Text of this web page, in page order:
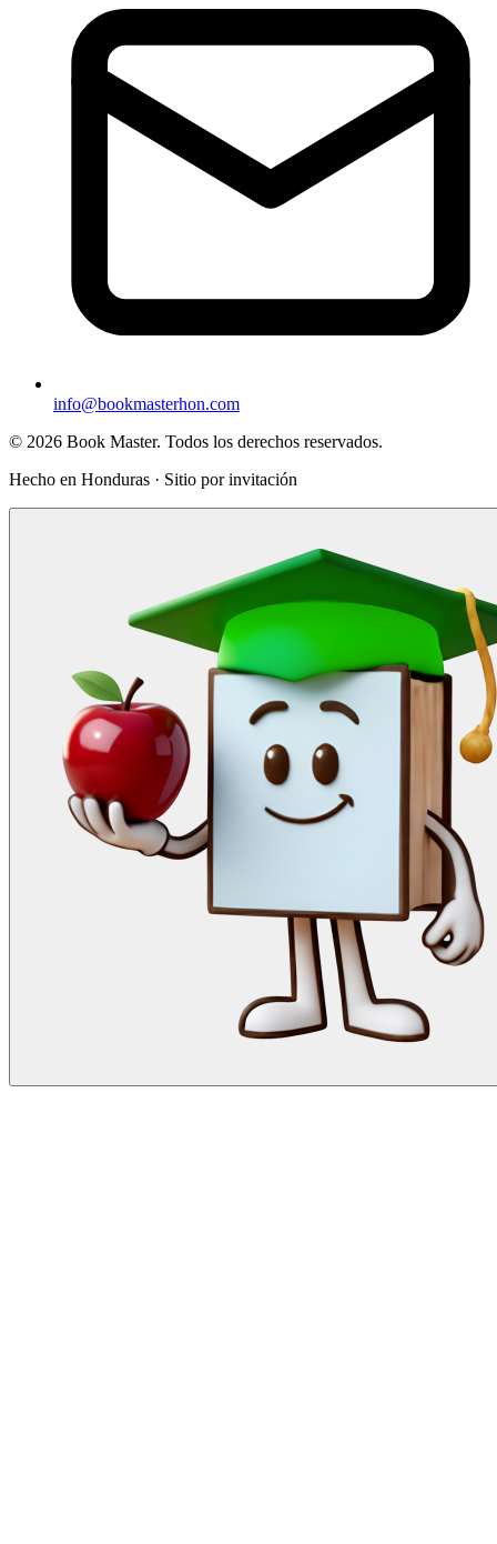
info@bookmasterhon.com
© 2026 Book Master. Todos los derechos reservados.
Hecho en Honduras · Sitio por invitación